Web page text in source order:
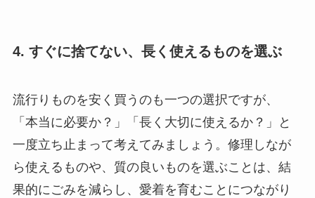
4. すぐに捨てない、長く使えるものを選ぶ
流行りものを安く買うのも一つの選択ですが、
「本当に必要か？」「長く大切に使えるか？」と
一度立ち止まって考えてみましょう。修理しなが
ら使えるものや、質の良いものを選ぶことは、結
果的にごみを減らし、愛着を育むことにつながり